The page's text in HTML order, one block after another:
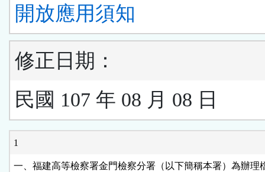
開放應用須知
修正日期：
民國 107 年 08 月 08 日
1
一、福建高等檢察署金門檢察分署（以下簡稱本署）為辦理